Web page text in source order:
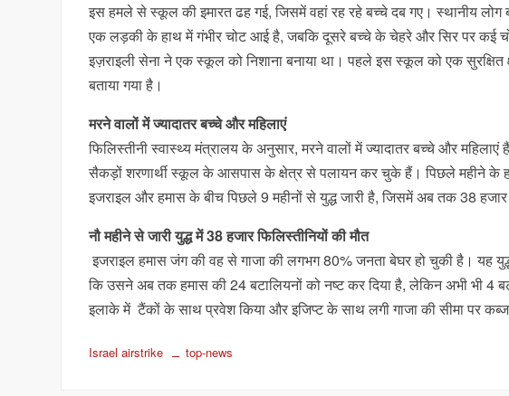
इस हमले से स्कूल की इमारत ढह गई, जिसमें वहां रह रहे बच्चे दब गए। स्थानीय
एक लड़की के हाथ में गंभीर चोट आई है, जबकि दूसरे बच्चे के चेहरे और सिर पर कई
इज़राइली सेना ने एक स्कूल को निशाना बनाया था। पहले इस स्कूल को एक सुरक्षित
बताया गया है।
मरने वालों में ज्यादातर बच्चे और महिलाएं
फिलिस्तीनी स्वास्थ्य मंत्रालय के अनुसार, मरने वालों में ज्यादातर बच्चे और
सैकड़ों शरणार्थी स्कूल के आसपास के क्षेत्र से पलायन कर चुके हैं। पिछले महीने के
इजराइल और हमास के बीच पिछले 9 महीनों से युद्ध जारी है, जिसमें अब तक 38
नौ महीने से जारी युद्ध में 38 हजार फिलिस्तीनियों की मौत
इजराइल हमास जंग की वह से गाजा की लगभग 80% जनता बेघर हो चुकी है। यह
कि उसने अब तक हमास की 24 बटालियनों को नष्ट कर दिया है, लेकिन अभी भी 4
इलाके में टैंकों के साथ प्रवेश किया और इजिप्ट के साथ लगी गाजा की सीमा पर
Israel airstrike top-news